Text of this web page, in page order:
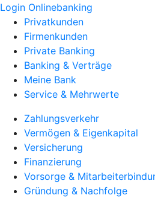
Login Onlinebanking
Privatkunden
Firmenkunden
Private Banking
Banking & Verträge
Meine Bank
Service & Mehrwerte
Zahlungsverkehr
Vermögen & Eigenkapital
Versicherung
Finanzierung
Vorsorge &
Gründung & Nachfolge